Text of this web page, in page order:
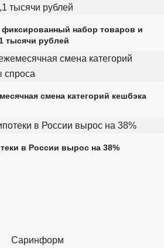
набор товаров и
тысячи рублей
смена категорий кешбэка
в России вырос на 38%